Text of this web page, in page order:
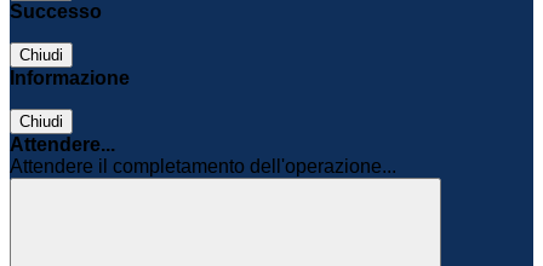
Successo
Chiudi
Informazione
Chiudi
Attendere...
Attendere il completamento dell'operazione...